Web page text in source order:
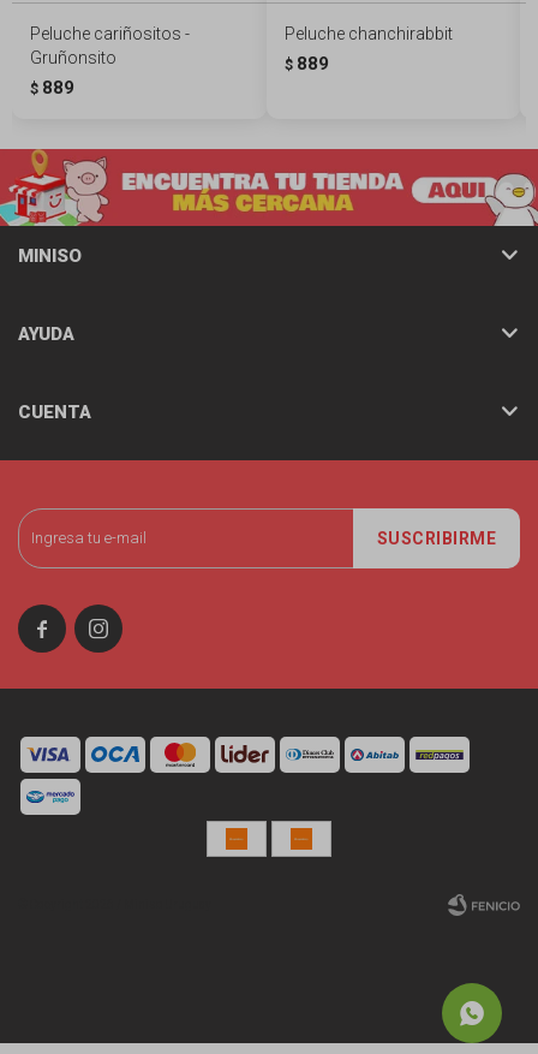
Peluche cariñositos -
Gruñonsito
$ 889
Peluche chanchirabbit
$ 889
SUSCRIBIRME
 
MINISO
AYUDA
CUENTA